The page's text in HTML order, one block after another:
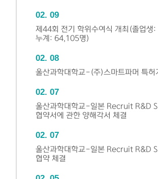
02 09
제44회 전기 학위수여식 개최(졸업생
누계: 64,105명)
02 08
울산과학대학교-(주)스마트파머 특허
02 07
울산과학대학교-일본 Recruit R&D
협약서에 관한 양해각서 체결
02 07
울산과학대학교-일본 Recruit R&D
협약 체결